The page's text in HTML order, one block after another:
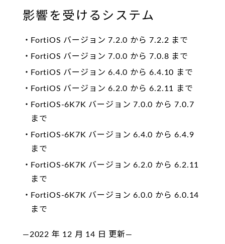
影響を受けるシステム
FortiOS バージョン 7.2.0 から 7.2.2 まで
FortiOS バージョン 7.0.0 から 7.0.8 まで
FortiOS バージョン 6.4.0 から 6.4.10 まで
FortiOS バージョン 6.2.0 から 6.2.11 まで
FortiOS-6K7K バージョン 7.0.0 から 7.0.7
まで
FortiOS-6K7K バージョン 6.4.0 から 6.4.9
まで
FortiOS-6K7K バージョン 6.2.0 から 6.2.11
まで
FortiOS-6K7K バージョン 6.0.0 から 6.0.14
まで
—2022 年 12 月 14 日 更新—